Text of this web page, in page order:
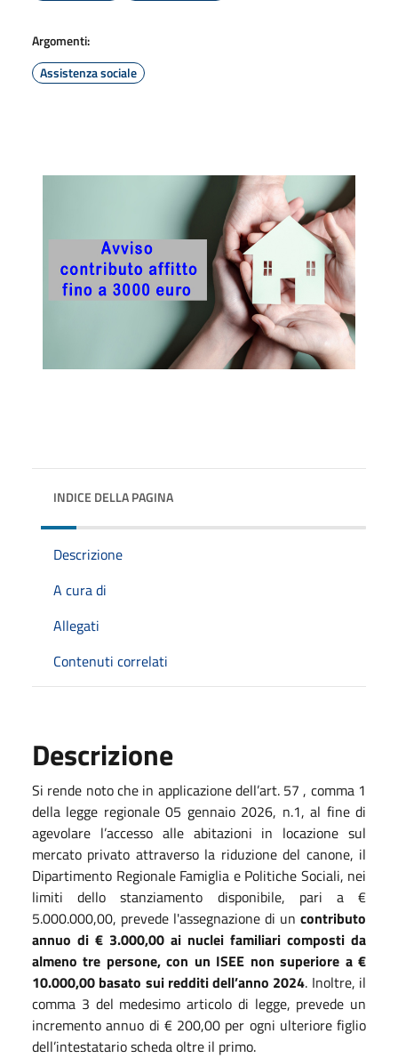
Argomenti:
Assistenza sociale
INDICE DELLA PAGINA
Descrizione
A cura di
Allegati
Contenuti correlati
Descrizione
Si rende noto che in applicazione dell’art. 57 , comma 1
della legge regionale 05 gennaio 2026, n.1, al fine di
agevolare l’accesso alle abitazioni in locazione sul
mercato privato attraverso la riduzione del canone, il
Dipartimento Regionale Famiglia e Politiche Sociali, nei
limiti dello stanziamento disponibile, pari a €
5.000.000,00, prevede l'assegnazione di un contributo
annuo di € 3.000,00 ai nuclei familiari composti da
almeno tre persone, con un ISEE non superiore a €
10.000,00 basato sui redditi dell’anno 2024. Inoltre, il
comma 3 del medesimo articolo di legge, prevede un
incremento annuo di € 200,00 per ogni ulteriore figlio
dell’intestatario scheda oltre il primo.